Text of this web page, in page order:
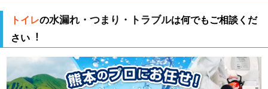
トイレの水漏れ・つまり・トラブルは何でもご相談くだ
さい︕